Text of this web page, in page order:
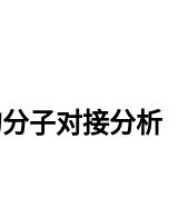
子对接分析